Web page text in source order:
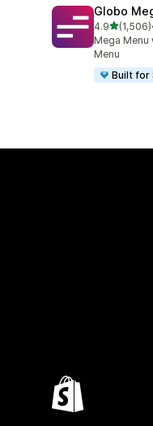
Globo
4.9星（满分
(1,506)
总共 1506
Mega Menu
Menu
Built for